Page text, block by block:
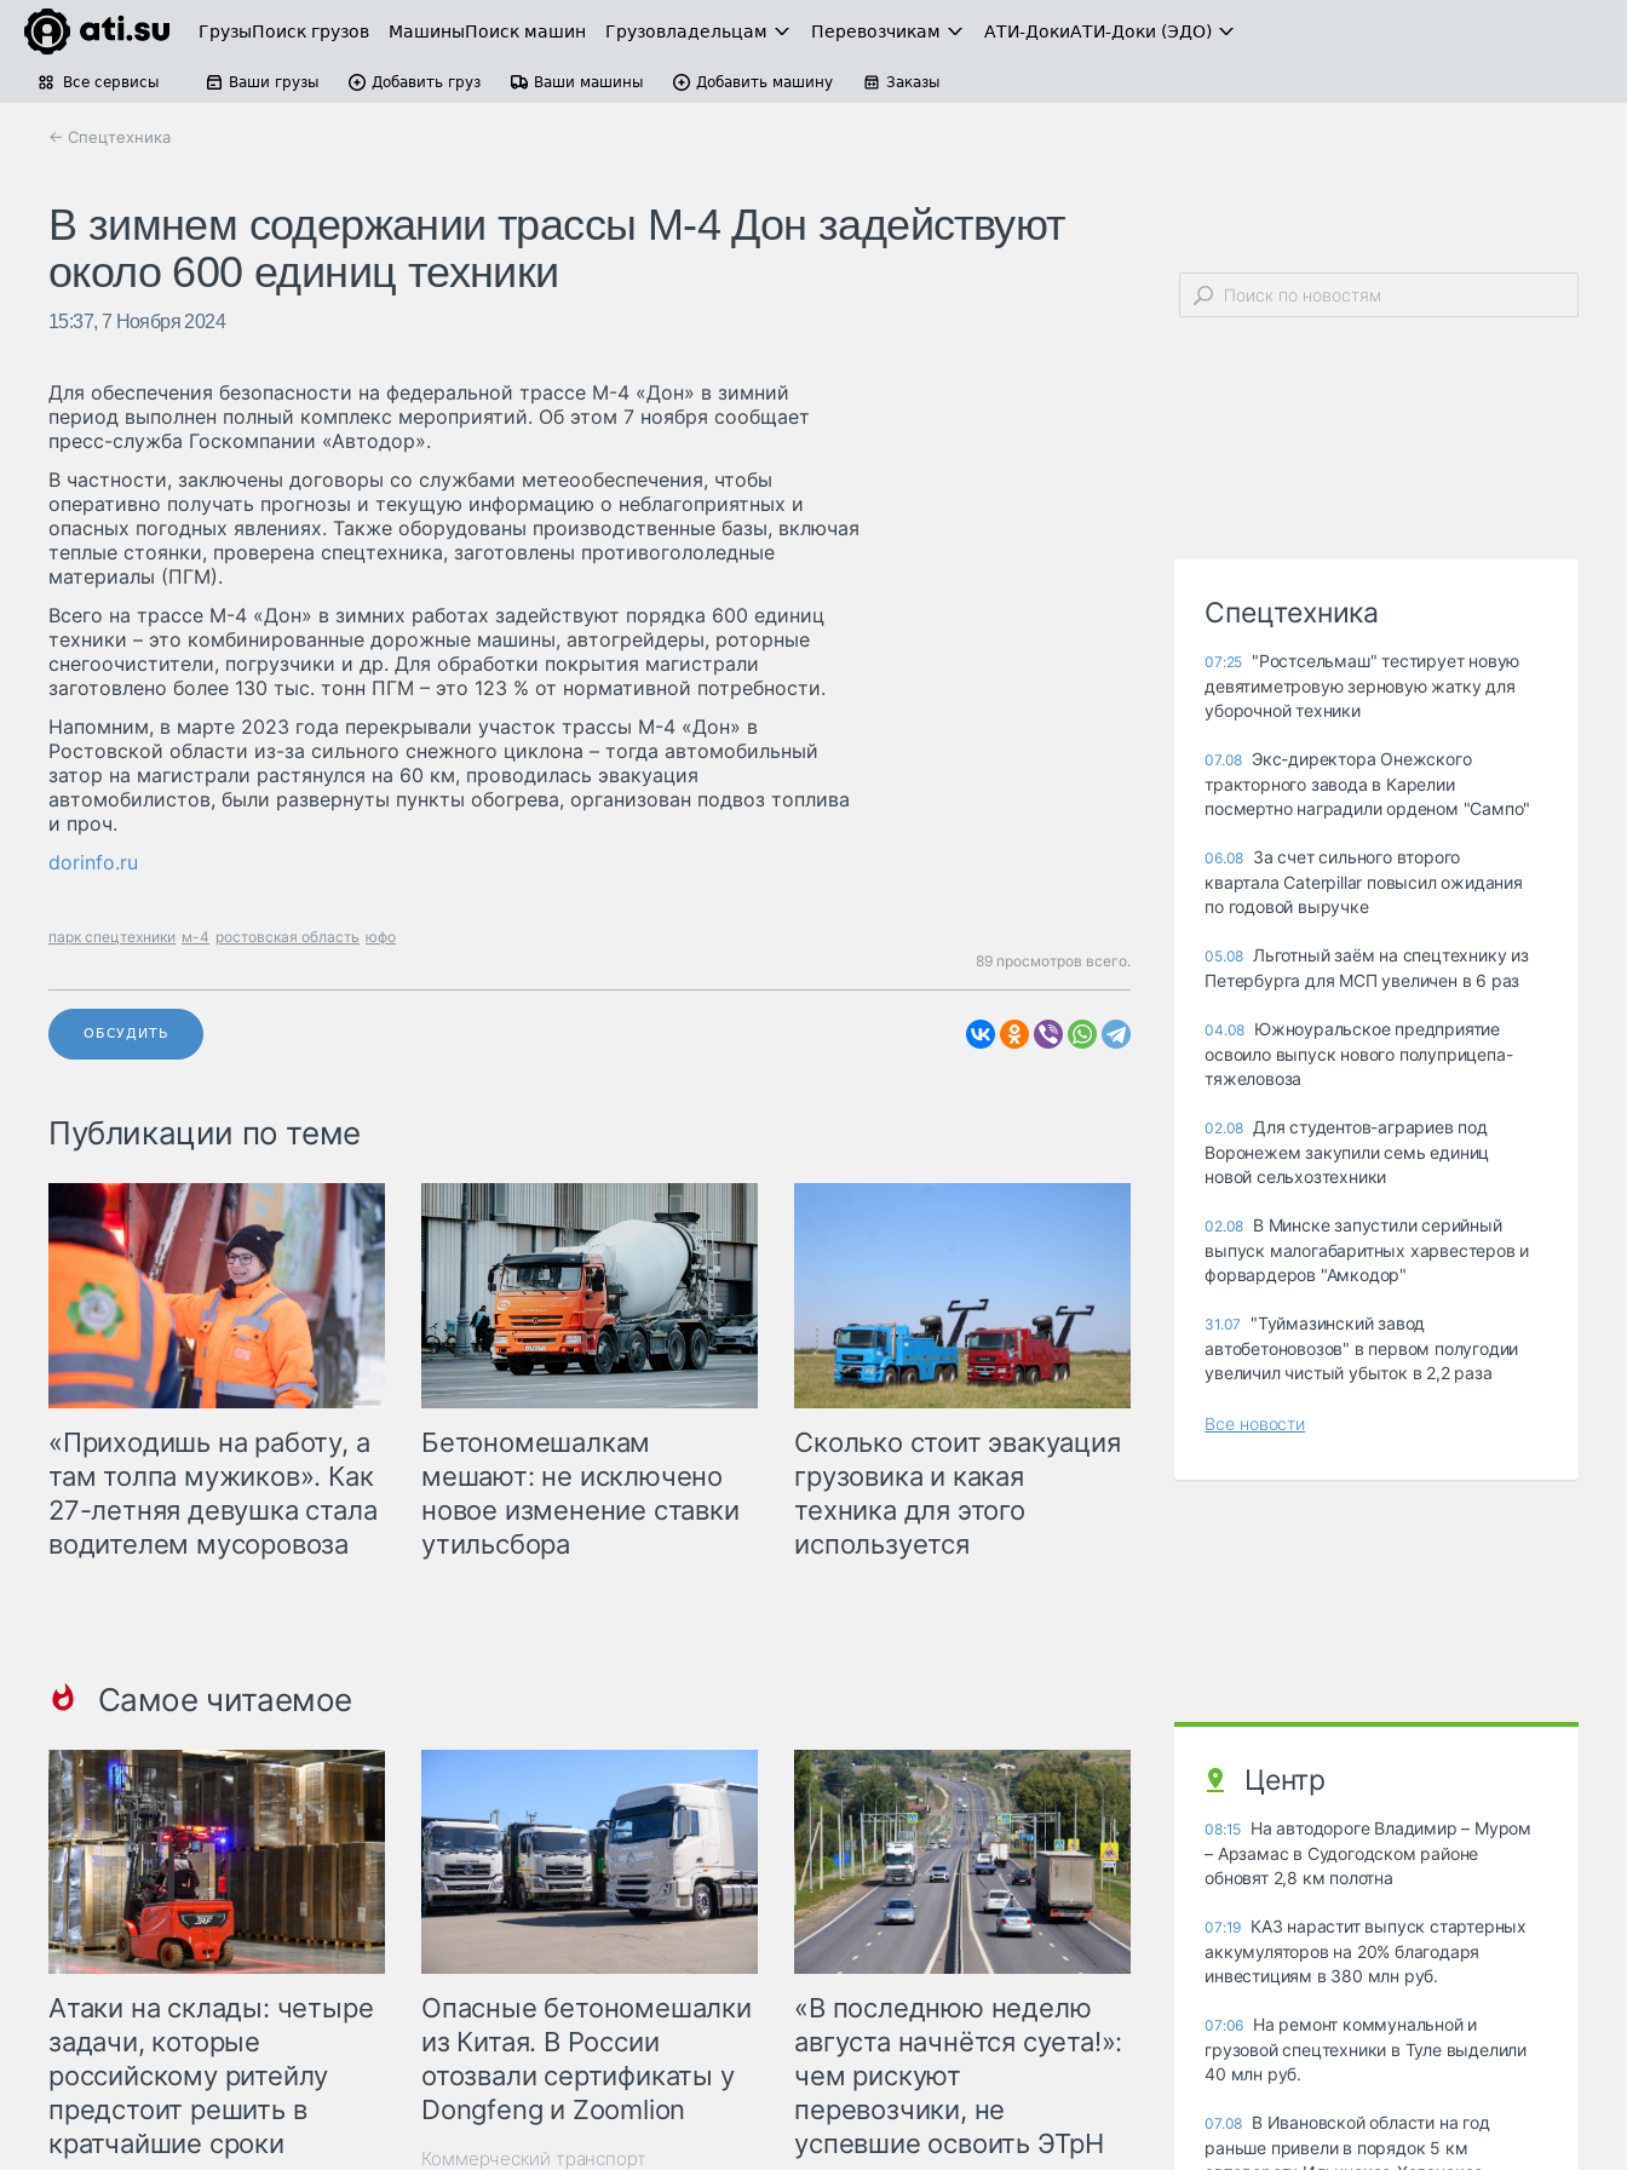
ГрузыПоиск грузов МашиныПоиск машин Грузовладельцам Перевозчикам АТИ-ДокиАТИ-Доки (ЭДО)
Все сервисы Ваши грузы Добавить груз Ваши машины Добавить машину Заказы
← Спецтехника
В зимнем содержании трассы М-4 Дон задействуют
около 600 единиц техники
15:37, 7 Ноября 2024
Для обеспечения безопасности на федеральной трассе М-4 «Дон» в зимний
период выполнен полный комплекс мероприятий. Об этом 7 ноября сообщает
пресс-служба Госкомпании «Автодор».
В частности, заключены договоры со службами метеообеспечения, чтобы
оперативно получать прогнозы и текущую информацию о неблагоприятных и
опасных погодных явлениях. Также оборудованы производственные базы, включая
теплые стоянки, проверена спецтехника, заготовлены противогололедные
материалы (ПГМ).
Всего на трассе М-4 «Дон» в зимних работах задействуют порядка 600 единиц
техники – это комбинированные дорожные машины, автогрейдеры, роторные
снегоочистители, погрузчики и др. Для обработки покрытия магистрали
заготовлено более 130 тыс. тонн ПГМ – это 123 % от нормативной потребности.
Напомним, в марте 2023 года перекрывали участок трассы М-4 «Дон» в
Ростовской области из-за сильного снежного циклона – тогда автомобильный
затор на магистрали растянулся на 60 км, проводилась эвакуация
автомобилистов, были развернуты пункты обогрева, организован подвоз топлива
и проч.
dorinfo.ru
парк спецтехники м-4 ростовская область юфо
89 просмотров всего.
ОБСУДИТЬ
Публикации по теме
«Приходишь на работу, а
там толпа мужиков». Как
27-летняя девушка стала
водителем мусоровоза
Бетономешалкам
мешают: не исключено
новое изменение ставки
утильсбора
Сколько стоит эвакуация
грузовика и какая
техника для этого
используется
Самое читаемое
Атаки на склады: четыре
задачи, которые
российскому ритейлу
предстоит решить в
кратчайшие сроки
Опасные бетономешалки
из Китая. В России
отозвали сертификаты у
Dongfeng и Zoomlion
Коммерческий транспорт
«В последнюю неделю
августа начнётся суета!»:
чем рискуют
перевозчики, не
успевшие освоить ЭТрН
Спецтехника
07:25 "Ростсельмаш" тестирует новую
девятиметровую зерновую жатку для
уборочной техники
07.08 Экс-директора Онежского
тракторного завода в Карелии
посмертно наградили орденом "Сампо"
06.08 За счет сильного второго
квартала Caterpillar повысил ожидания
по годовой выручке
05.08 Льготный заём на спецтехнику из
Петербурга для МСП увеличен в 6 раз
04.08 Южноуральское предприятие
освоило выпуск нового полуприцепа-
тяжеловоза
02.08 Для студентов-аграриев под
Воронежем закупили семь единиц
новой сельхозтехники
02.08 В Минске запустили серийный
выпуск малогабаритных харвестеров и
форвардеров "Амкодор"
31.07
"Туймазинский завод
автобетоновозов" в первом полугодии
увеличил чистый убыток в 2,2 раза
Все новости
Центр
08:15 На автодороге Владимир – Муром
– Арзамас в Судогодском районе
обновят 2,8 км полотна
07:19 КАЗ нарастит выпуск стартерных
аккумуляторов на 20% благодаря
инвестициям в 380 млн руб.
07:06 На ремонт коммунальной и
грузовой спецтехники в Туле выделили
40 млн руб.
07.08 В Ивановской области на год
раньше привели в порядок 5 км